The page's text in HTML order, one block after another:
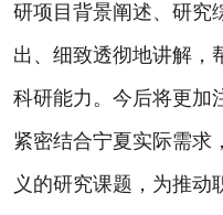
研项目背景阐述、研究
出、细致透彻地讲解，
科研能力。今后将更加
紧密结合宁夏实际需求
义的研究课题，为推动